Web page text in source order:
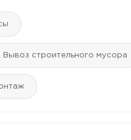
Вывоз строительного мусора